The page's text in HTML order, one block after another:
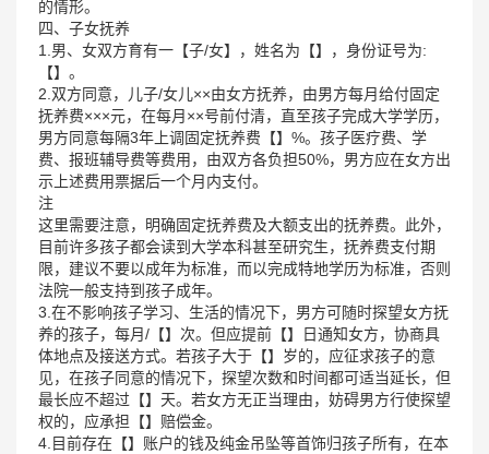
的情形。
四、子女抚养
1.男、女双方育有一【子/女】，姓名为【】，身份证号为:
【】。
2.双方同意，儿子/女儿××由女方抚养，由男方每月给付固定
抚养费×××元，在每月××号前付清，直至孩子完成大学学历，
男方同意每隔3年上调固定抚养费【】%。孩子医疗费、学
费、报班辅导费等费用，由双方各负担50%，男方应在女方出
示上述费用票据后一个月内支付。
注
这里需要注意，明确固定抚养费及大额支出的抚养费。此外，
目前许多孩子都会读到大学本科甚至研究生，抚养费支付期
限，建议不要以成年为标准，而以完成特地学历为标准，否则
法院一般支持到孩子成年。
3.在不影响孩子学习、生活的情况下，男方可随时探望女方抚
养的孩子，每月/【】次。但应提前【】日通知女方，协商具
体地点及接送方式。若孩子大于【】岁的，应征求孩子的意
见，在孩子同意的情况下，探望次数和时间都可适当延长，但
最长应不超过【】天。若女方无正当理由，妨碍男方行使探望
权的，应承担【】赔偿金。
4.目前存在【】账户的钱及纯金吊坠等首饰归孩子所有，在本